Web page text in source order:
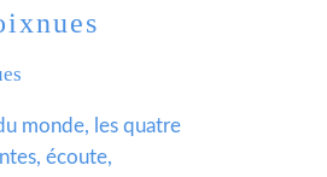
monde, les quatre
écoute,